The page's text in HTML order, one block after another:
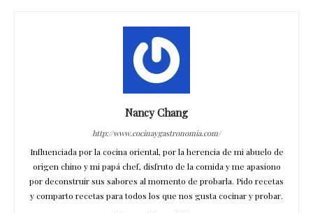
Nancy Chang
http://www.cocinaygastronomia.com/
Influenciada por la cocina oriental, por la herencia de mi abuelo de
origen chino y mi papá chef, disfruto de la comida y me apasiono
por deconstruir sus sabores al momento de probarla. Pido recetas
y comparto recetas para todos los que nos gusta cocinar y probar.